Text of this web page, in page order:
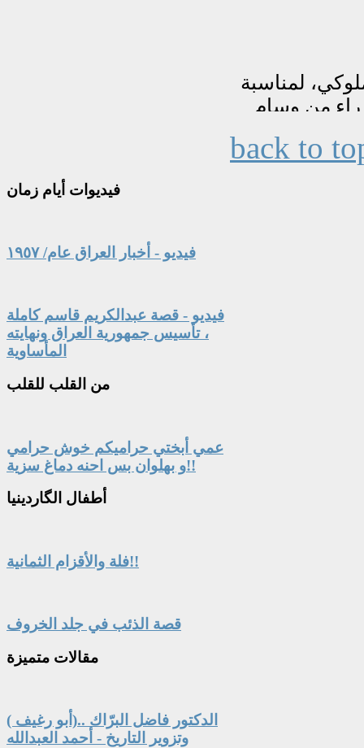
back to
فيديوات أيام زمان
فيديو - أخبار العراق عام/ ١٩٥٧
فيديو - قصة عبدالكريم قاسم كاملة
، تأسيس جمهورية العراق ونهايته
المأساوية
من القلب للقلب
عمي أبختي حراميكم خوش حرامي
و بهلوان بس احنه دماغ سزية!!
أطفال الگاردينيا
فلة والأقزام الثمانية!!
قصة الذئب في جلد الخروف
مقالات متميزة
الدكتور فاضل البرّاك ..(أبو رغيف )
وتزوير التاريخ - أحمد العبدالله